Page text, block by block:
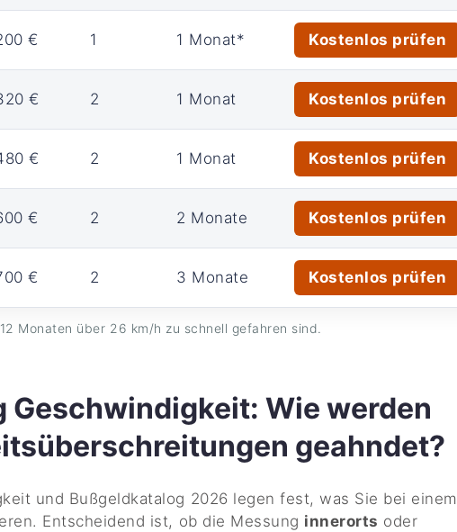
€ 1 1 Monat* Kostenlos prüfen
€ 2 1 Monat Kostenlos prüfen
€ 2 1 Monat Kostenlos prüfen
€ 2 2 Monate Kostenlos prüfen
€ 2 3 Monate Kostenlos prüfen
Monaten über 26 km/h zu schnell gefahren sind.
Geschwindigkeit: Wie werden
geahndet?
und Bußgeldkatalog 2026 legen fest, was Sie bei einem
Entscheidend ist, ob die Messung innerorts oder